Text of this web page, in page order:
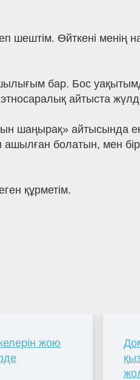
шештім. Өйткені менің
бар. Бос
айтыста
шаңырақ» айтысында
болатын, мен
құрметім.
жою